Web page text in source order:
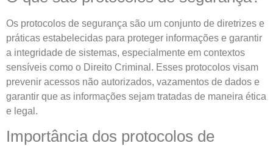
Os protocolos de segurança são um conjunto de diretrizes e
práticas estabelecidas para proteger informações e garantir
a integridade de sistemas, especialmente em contextos
sensíveis como o Direito Criminal. Esses protocolos visam
prevenir acessos não autorizados, vazamentos de dados e
garantir que as informações sejam tratadas de maneira ética
e legal.
Importância dos protocolos de